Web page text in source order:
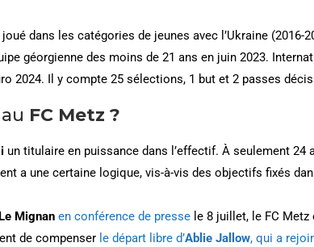
joué dans les catégories de jeunes avec l’Ukraine (2016-
géorgienne des moins de 21 ans en juin 2023.
2024. Il y compte 25 sélections, 1 but et 2 passes
FC Metz ?
un titulaire en puissance dans l’effectif. À seulement 24
a une certaine logique, vis-à-vis des objectifs fixés
Mignan en conférence de presse le 8 juillet, le FC
de compenser le départ libre d’Ablie Jallow, qui a